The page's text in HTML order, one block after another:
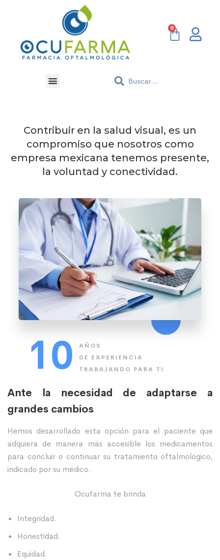
Contribuir en la salud visual, es un
compromiso que nosotros como
empresa mexicana tenemos presente,
la voluntad y conectividad.
10
AÑOS
DE EXPERIENCIA
TRABAJANDO PARA TI
Ante la necesidad de adaptarse a
grandes cambios
Hemos desarrollado esta opción para el paciente que
adquiera de manera más accesible los medicamentos
para concluir o continuar su tratamiento oftalmológico,
indicado por su médico.
Ocufarma te brinda
Integridad.
Honestidad.
Equidad.